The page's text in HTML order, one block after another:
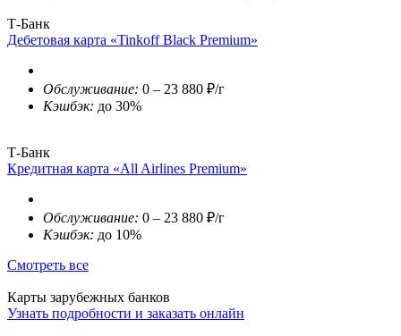
Т-Банк
Дебетовая карта «Tinkoff Black Premium»
Обслуживание: 0 – 23 880 ₽/г
Кэшбэк: до 30%
Т-Банк
Кредитная карта «All Airlines Premium»
Обслуживание: 0 – 23 880 ₽/г
Кэшбэк: до 10%
Смотреть все
Карты зарубежных банков
Узнать подробности и заказать онлайн